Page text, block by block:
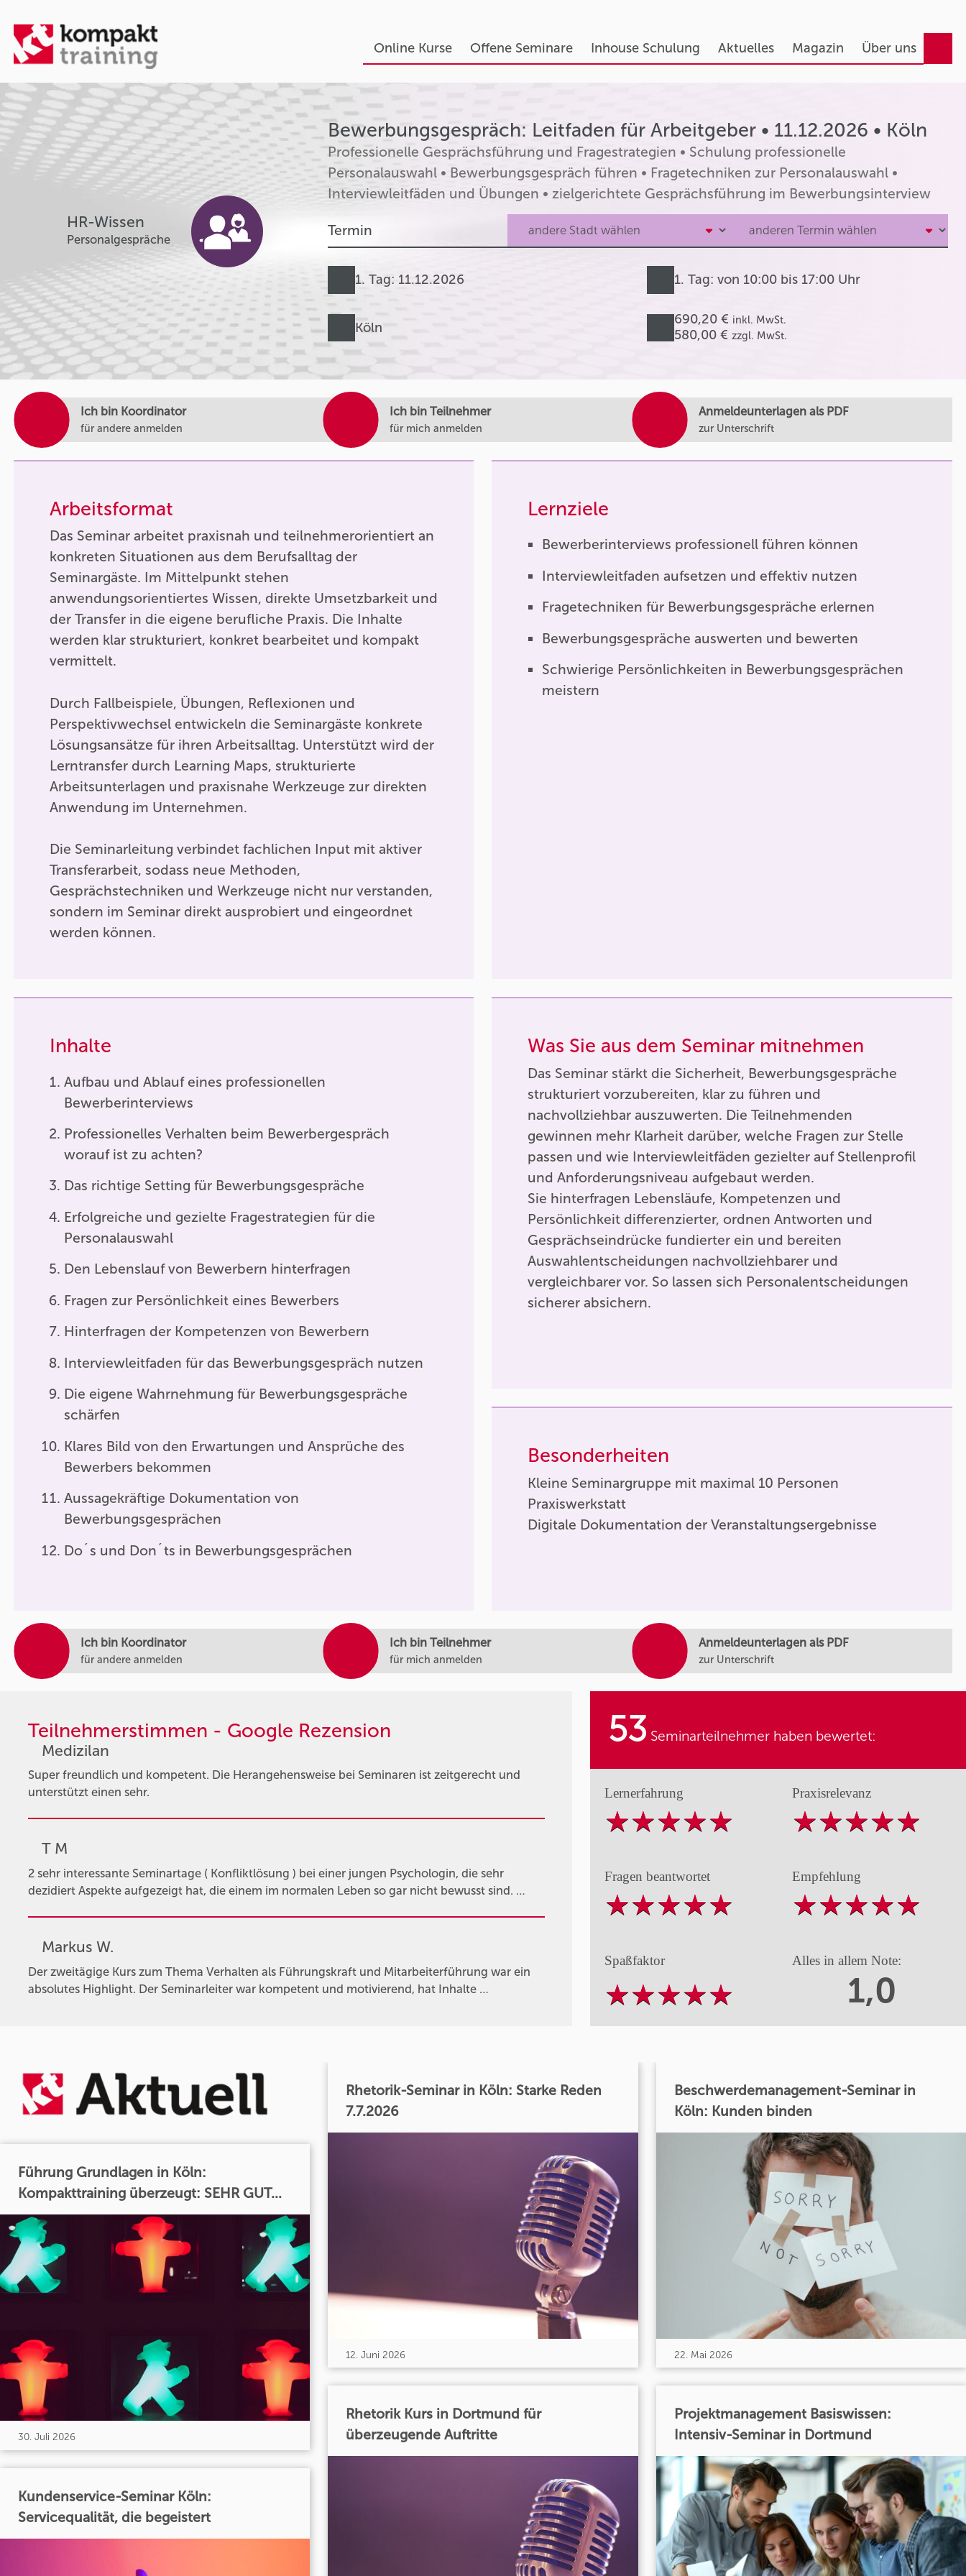
Online Kurse Offene Seminare Inhouse Schulung Aktuelles Magazin Über uns
HR-Wissen
Personalgespräche
Bewerbungsgespräch: Leitfaden für Arbeitgeber • 11.12.2026 • Köln
Professionelle Gesprächsführung und Fragestrategien • Schulung professionelle
Personalauswahl • Bewerbungsgespräch führen • Fragetechniken zur Personalauswahl •
Interviewleitfäden und Übungen • zielgerichtete Gesprächsführung im Bewerbungsinterview
Termin
1. Tag: 11.12.2026 1. Tag: von 10:00 bis 17:00 Uhr
Köln
690,20 € inkl. MwSt.
580,00 € zzgl. MwSt.
Ich bin Koordinator
für andere anmelden
Ich bin Teilnehmer
für mich anmelden
Anmeldeunterlagen als PDF
zur Unterschrift
Arbeitsformat
Das Seminar arbeitet praxisnah und teilnehmerorientiert an
konkreten Situationen aus dem Berufsalltag der
Seminargäste. Im Mittelpunkt stehen
anwendungsorientiertes Wissen, direkte Umsetzbarkeit und
der Transfer in die eigene berufliche Praxis. Die Inhalte
werden klar strukturiert, konkret bearbeitet und kompakt
vermittelt.
Durch Fallbeispiele, Übungen, Reflexionen und
Perspektivwechsel entwickeln die Seminargäste konkrete
Lösungsansätze für ihren Arbeitsalltag. Unterstützt wird der
Lerntransfer durch Learning Maps, strukturierte
Arbeitsunterlagen und praxisnahe Werkzeuge zur direkten
Anwendung im Unternehmen.
Die Seminarleitung verbindet fachlichen Input mit aktiver
Transferarbeit, sodass neue Methoden,
Gesprächstechniken und Werkzeuge nicht nur verstanden,
sondern im Seminar direkt ausprobiert und eingeordnet
werden können.
Lernziele
Bewerberinterviews professionell führen können
Interviewleitfaden aufsetzen und effektiv nutzen
Fragetechniken für Bewerbungsgespräche erlernen
Bewerbungsgespräche auswerten und bewerten
Schwierige Persönlichkeiten in Bewerbungsgesprächen
meistern
Inhalte
Aufbau und Ablauf eines professionellen
Bewerberinterviews
Professionelles Verhalten beim Bewerbergespräch
worauf ist zu achten?
Das richtige Setting für Bewerbungsgespräche
Erfolgreiche und gezielte Fragestrategien für die
Personalauswahl
Den Lebenslauf von Bewerbern hinterfragen
Fragen zur Persönlichkeit eines Bewerbers
Hinterfragen der Kompetenzen von Bewerbern
Interviewleitfaden für das Bewerbungsgespräch nutzen
Die eigene Wahrnehmung für Bewerbungsgespräche
schärfen
Klares Bild von den Erwartungen und Ansprüche des
Bewerbers bekommen
Aussagekräftige Dokumentation von
Bewerbungsgesprächen
Do´s und Don´ts in Bewerbungsgesprächen
Was Sie aus dem Seminar mitnehmen
Das Seminar stärkt die Sicherheit, Bewerbungsgespräche
strukturiert vorzubereiten, klar zu führen und
nachvollziehbar auszuwerten. Die Teilnehmenden
gewinnen mehr Klarheit darüber, welche Fragen zur Stelle
passen und wie Interviewleitfäden gezielter auf Stellenprofil
und Anforderungsniveau aufgebaut werden.
Sie hinterfragen Lebensläufe, Kompetenzen und
Persönlichkeit differenzierter, ordnen Antworten und
Gesprächseindrücke fundierter ein und bereiten
Auswahlentscheidungen nachvollziehbarer und
vergleichbarer vor. So lassen sich Personalentscheidungen
sicherer absichern.
Besonderheiten
Kleine Seminargruppe mit maximal 10 Personen
Praxiswerkstatt
Digitale Dokumentation der Veranstaltungsergebnisse
Ich bin Koordinator
für andere anmelden
Ich bin Teilnehmer
für mich anmelden
Anmeldeunterlagen als PDF
zur Unterschrift
Teilnehmerstimmen - Google Rezension
Medizilan
Super freundlich und kompetent. Die Herangehensweise bei Seminaren ist zeitgerecht und
unterstützt einen sehr.
T M
2 sehr interessante Seminartage ( Konfliktlösung ) bei einer jungen Psychologin, die sehr
dezidiert Aspekte aufgezeigt hat, die einem im normalen Leben so gar nicht bewusst sind. …
Markus W.
Der zweitägige Kurs zum Thema Verhalten als Führungskraft und Mitarbeiterführung war ein
absolutes Highlight. Der Seminarleiter war kompetent und motivierend, hat Inhalte …
53 Seminarteilnehmer haben bewertet:
Lernerfahrung Praxisrelevanz
Fragen beantwortet Empfehlung
Spaßfaktor Alles in allem Note:
1,0
Führung Grundlagen in Köln:
Kompakttraining überzeugt: SEHR GUT...
30. Juli 2026
Kundenservice-Seminar Köln:
Servicequalität, die begeistert
Rhetorik-Seminar in Köln: Starke Reden
7.7.2026
12. Juni 2026
Rhetorik Kurs in Dortmund für
überzeugende Auftritte
Beschwerdemanagement-Seminar in
Köln: Kunden binden
22. Mai 2026
Projektmanagement Basiswissen:
Intensiv-Seminar in Dortmund